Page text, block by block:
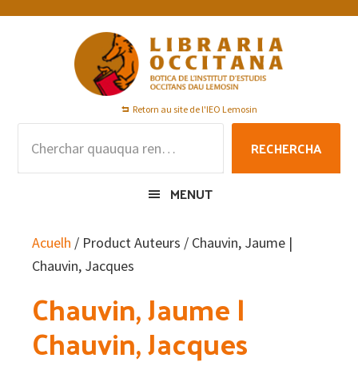
Skip
Skip
Skip
Retorn au site de l'IEO Lemosin
RECHERCHA
MENUT
Acuelh / Product Auteurs / Chauvin, Jaume |
Chauvin, Jacques
Chauvin, Jaume |
Chauvin, Jacques